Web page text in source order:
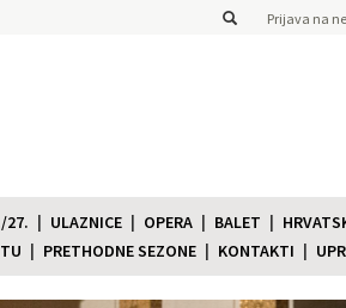
Prijava na
27. ULAZNICE OPERA BALET
PRETHODNE SEZONE KONTAKTI